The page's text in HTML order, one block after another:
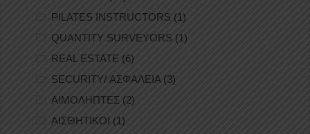
PILATES INSTRUCTORS (1)
QUANTITY SURVEYORS (1)
REAL ESTATE (6)
SECURITY/ ΑΣΦΑΛΕΙΑ(3)
ΑΙΜΟΛΗΠΤΕΣ (2)
ΑΙΣΘΗΤΙΚΟΙ (1)